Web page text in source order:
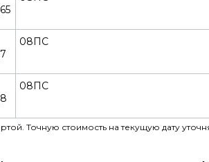
08ПС
08ПС
Точную стоимость на текущую дату